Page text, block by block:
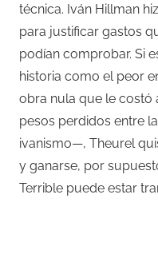
técnica. Iván Hillman
para justificar gastos
podían comprobar. Si
historia como el peor
obra nula que le costó
pesos perdidos entre
ivanismo—, Theurel
y ganarse, por
Terrible puede estar